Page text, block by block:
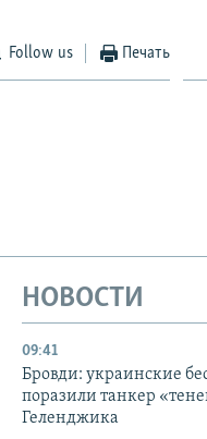
Follow us Печать
НОВОСТИ
09:41
Бровди: украинские
поразили танкер
Геленджика